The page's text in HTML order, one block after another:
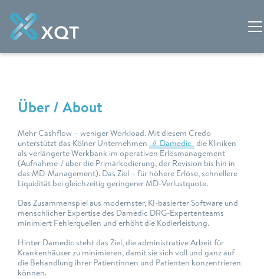
Über / About
Mehr Cashflow – weniger Workload. Mit diesem Credo
unterstützt das Kölner Unternehmen
Damedic die Kliniken
als verlängerte Werkbank im operativen Erlösmanagement
(Aufnahme-/ über die Primärkodierung, der Revision bis hin in
das MD-Management). Das Ziel – für höhere Erlöse, schnellere
Liquidität bei gleichzeitig geringerer MD-Verlustquote.
Das Zusammenspiel aus modernster, KI-basierter Software und
menschlicher Expertise des Damedic DRG-Expertenteams
minimiert Fehlerquellen und erhöht die Kodierleistung.
Hinter Damedic steht das Ziel, die administrative Arbeit für
Krankenhäuser zu minimieren, damit sie sich voll und ganz auf
die Behandlung ihrer Patientinnen und Patienten konzentrieren
können.